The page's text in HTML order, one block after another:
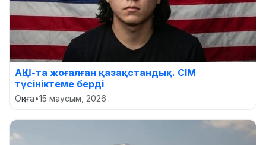
АҚШ-та жоғалған қазақстандық. СІМ
түсініктеме берді
Оқиға•15 маусым, 2026